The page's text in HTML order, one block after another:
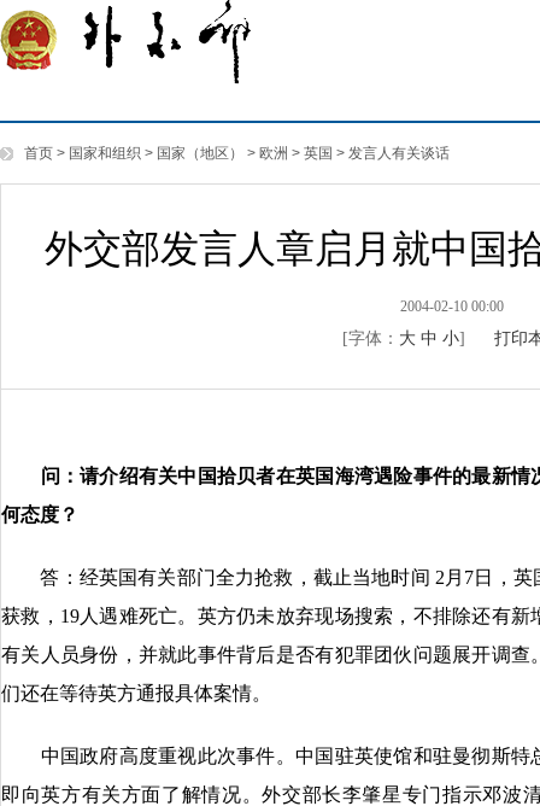
首页 > 国家和组织 > 国家（地区） > 欧洲 > 英国 > 发言人有关谈话
外交部发言人章启月就中国
2004-02-10 00:00
[字体： 大 中 小] 打印
问：请介绍有关中国拾贝者在英国海湾遇险事件的最新情
何态度？
答：经英国有关部门全力抢救，截止当地时间 2月7日，英
获救，19人遇难死亡。英方仍未放弃现场搜索，不排除还有
有关人员身份，并就此事件背后是否有犯罪团伙问题展开调
们还在等待英方通报具体案情。
中国政府高度重视此次事件。中国驻英使馆和驻曼彻斯特
即向英方有关方面了解情况。外交部长李肇星专门指示邓波